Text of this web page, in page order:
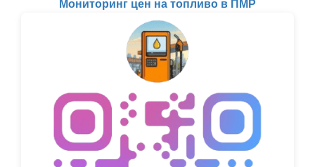
Мониторинг цен на топливо в ПМР